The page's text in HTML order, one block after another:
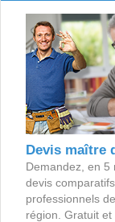
Devis maître
Demandez, en 5
devis
professionnels
région. Gratuit et